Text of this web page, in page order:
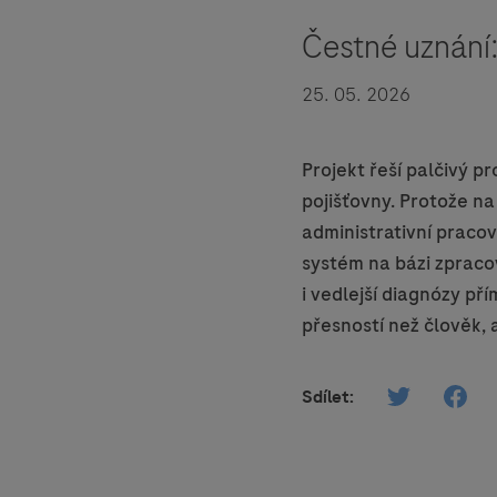
Čestné
25. 05. 2026
Projekt řeší palčivý
pojišťovny. Protože
administrativní
systém na bázi
i vedlejší diagnózy
přesností než člověk,
Sdílet: